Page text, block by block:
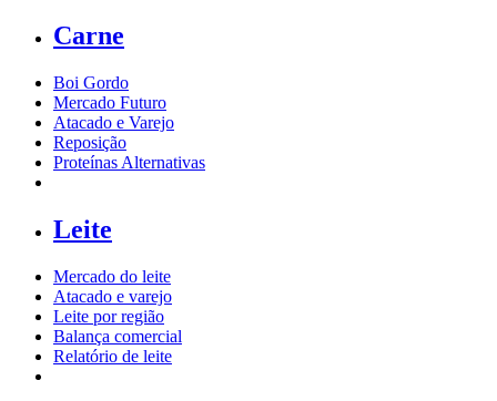
Carne
Boi Gordo
Mercado Futuro
Atacado e Varejo
Reposição
Proteínas Alternativas
Leite
Mercado do leite
Atacado e varejo
Leite por região
Balança comercial
Relatório de leite